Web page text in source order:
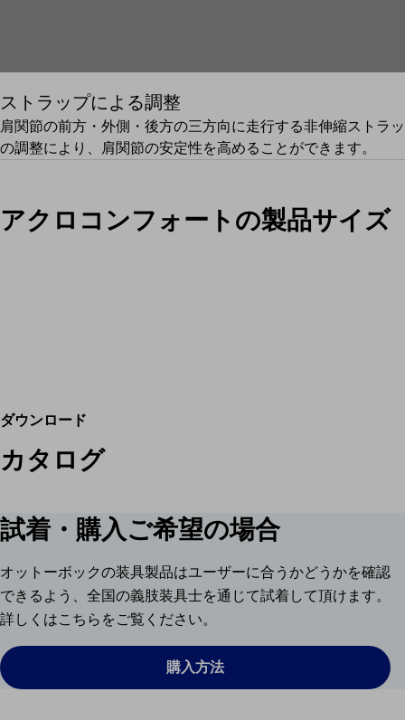
ストラップによる調整
肩関節の前方・外側・後方の三方向に走行する非伸縮ストラ
の調整により、肩関節の安定性を高めることができます。
アクロコンフォートの製品サイズ
ダウンロード
カタログ
試着・購入ご希望の場合
オットーボックの装具製品はユーザーに合うかどうかを確認
できるよう、全国の義肢装具士を通じて試着して頂けます。
詳しくはこちらをご覧ください。
購入方法